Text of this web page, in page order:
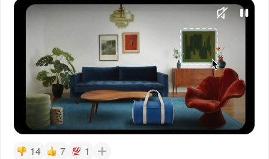
14 7 1